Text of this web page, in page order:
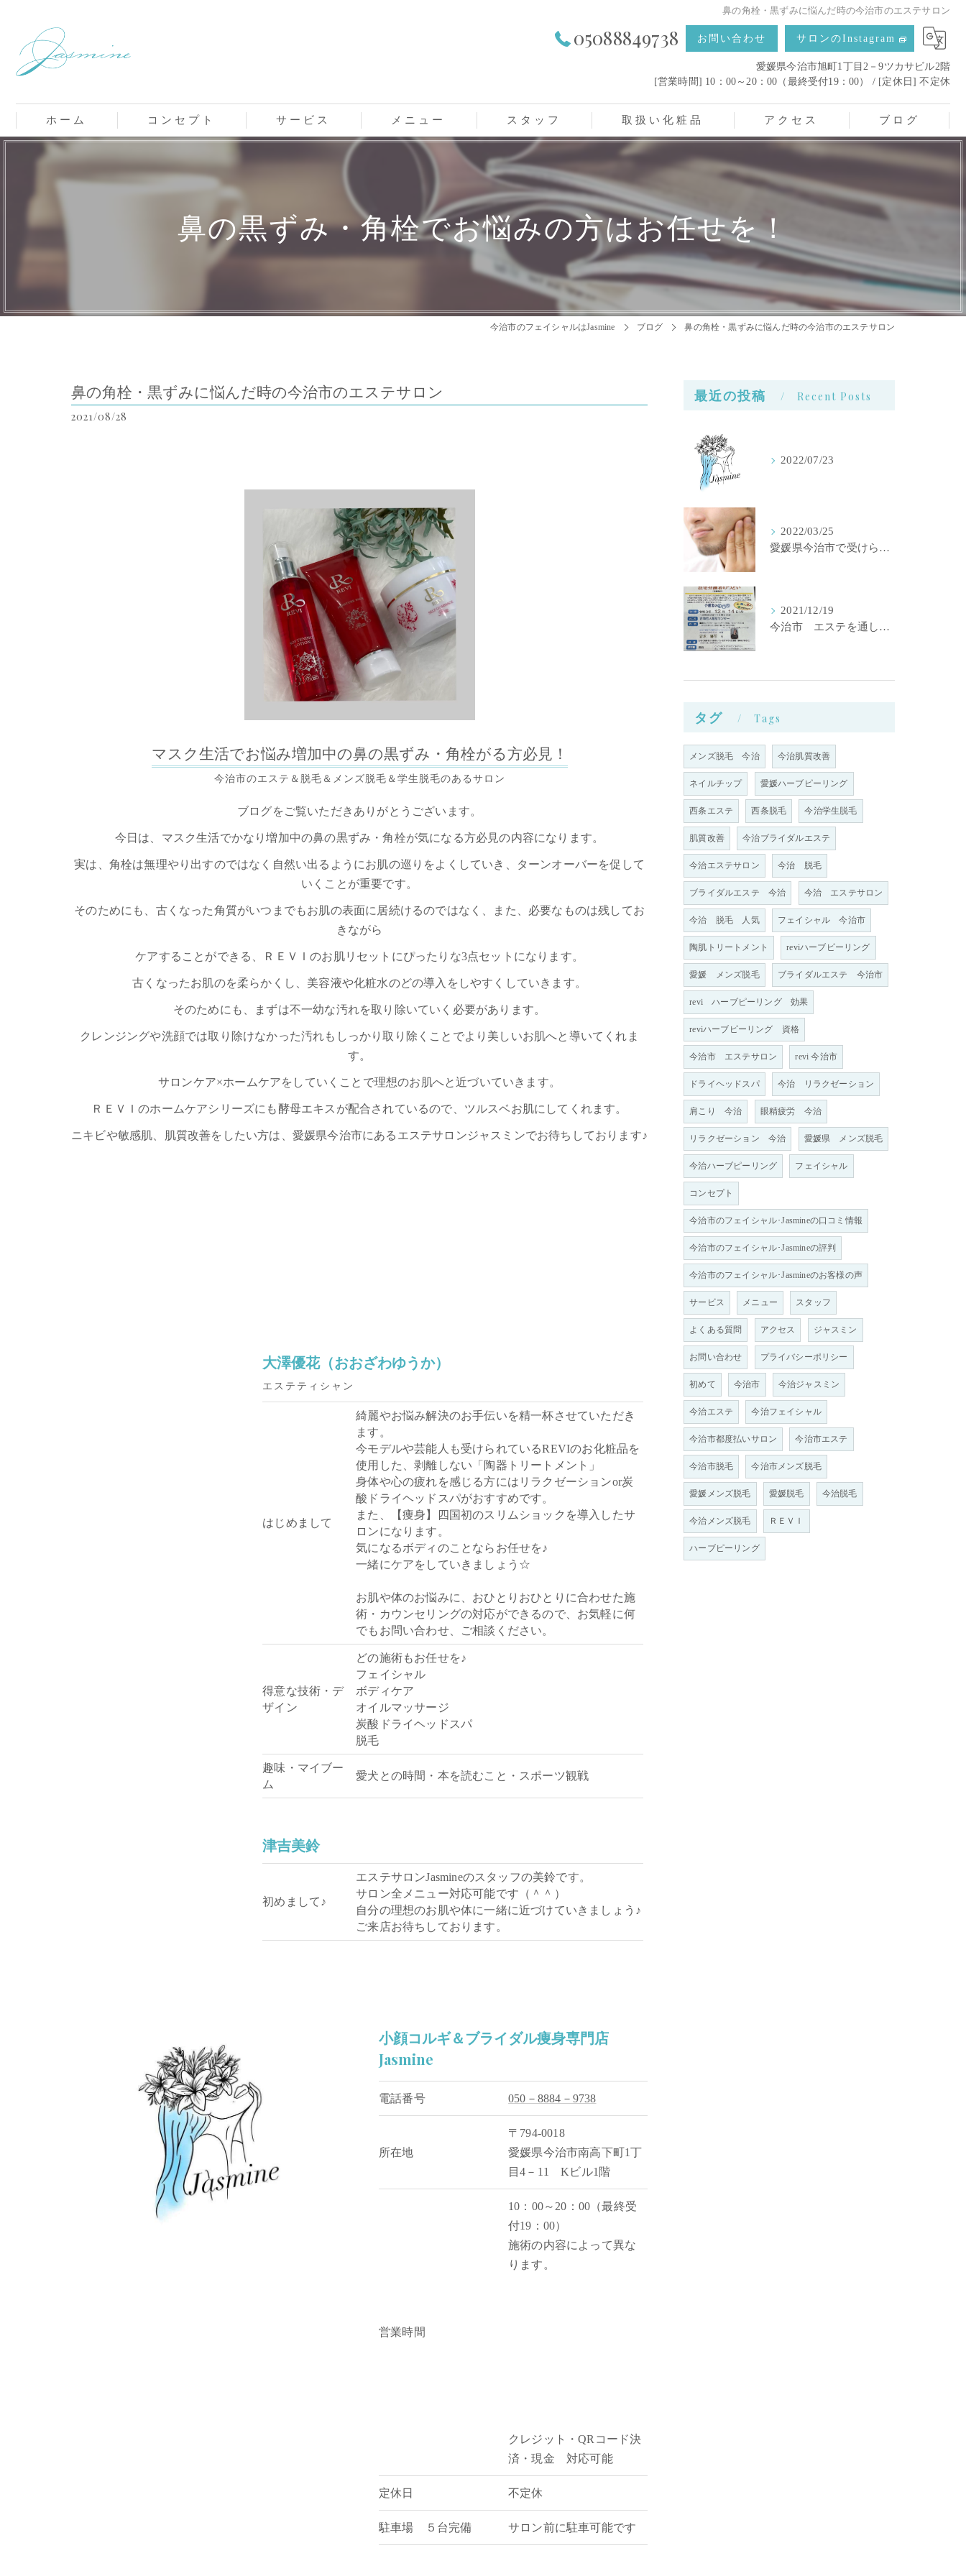
鼻の角栓・黒ずみに悩んだ時の今治市のエステサロン
05088849738 お問い合わせ サロンのInstagram
愛媛県今治市旭町1丁目2－9ツカサビル2階
[営業時間] 10：00～20：00（最終受付19：00） / [定休日] 不定休
ホーム コンセプト サービス メニュー
レディースメニュー
メンズメニュー
学生メニュー
スタッフ 取扱い化粧品 アクセス ブログ
鼻の黒ずみ・角栓でお悩みの方はお任せを！
今治市のフェイシャルはJasmine ブログ 鼻の角栓・黒ずみに悩んだ時の今治市のエステサロン
鼻の角栓・黒ずみに悩んだ時の今治市のエステサロン
2021/08/28
マスク生活でお悩み増加中の鼻の黒ずみ・角栓がる方必見！
今治市のエステ＆脱毛＆メンズ脱毛＆学生脱毛のあるサロン
ブログをご覧いただきありがとうございます。
今日は、マスク生活でかなり増加中の鼻の黒ずみ・角栓が気になる方必見の内容になります。
実は、角栓は無理やり出すのではなく自然い出るようにお肌の巡りをよくしていき、ターンオーバーを促して
いくことが重要です。
そのためにも、古くなった角質がいつまでもお肌の表面に居続けるのではなく、また、必要なものは残してお
きながら
ケアすることができる、ＲＥＶＩのお肌リセットにぴったりな3点セットになります。
古くなったお肌のを柔らかくし、美容液や化粧水のどの導入をしやすくしていきます。
そのためにも、まずは不一幼な汚れを取り除いていく必要があります。
クレンジングや洗顔では取り除けなかった汚れもしっかり取り除くことでより美しいお肌へと導いてくれま
す。
サロンケア×ホームケアをしていくことで理想のお肌へと近づいていきます。
ＲＥＶＩのホームケアシリーズにも酵母エキスが配合されているので、ツルスベお肌にしてくれます。
ニキビや敏感肌、肌質改善をしたい方は、愛媛県今治市にあるエステサロンジャスミンでお待ちしております♪
大澤優花（おおざわゆうか）
エステティシャン
はじめまして
綺麗やお悩み解決のお手伝いを精一杯させていただき
ます。
今モデルや芸能人も受けられているREVIのお化粧品を
使用した、剥離しない「陶器トリートメント」
身体や心の疲れを感じる方にはリラクゼーションor炭
酸ドライヘッドスパがおすすめです。
また、【痩身】四国初のスリムショックを導入したサ
ロンになります。
気になるボディのことならお任せを♪
一緒にケアをしていきましょう☆
お肌や体のお悩みに、おひとりおひとりに合わせた施
術・カウンセリングの対応ができるので、お気軽に何
でもお問い合わせ、ご相談ください。
得意な技術・デ
ザイン
どの施術もお任せを♪
フェイシャル
ボディケア
オイルマッサージ
炭酸ドライヘッドスパ
脱毛
趣味・マイブー
ム
愛犬との時間・本を読むこと・スポーツ観戦
津吉美鈴
初めまして♪
エステサロンJasmineのスタッフの美鈴です。
サロン全メニュー対応可能です（＾＾）
自分の理想のお肌や体に一緒に近づけていきましょう♪
ご来店お待ちしております。
小顔コルギ＆ブライダル痩身専門店
Jasmine
電話番号 050－8884－9738
所在地
〒794-0018
愛媛県今治市南高下町1丁
目4－11 Kビル1階
営業時間
10：00～20：00（最終受
付19：00）
施術の内容によって異な
ります。
クレジット・QRコード決
済・現金 対応可能
定休日 不定休
駐車場 ５台完備 サロン前に駐車可能です
最近の投稿 Recent Posts
2022/07/23
2022/03/25
愛媛県今治市で受けられるメンズ脱毛サロン
2021/12/19
今治市 エステを通して伝えたいこと
タグ Tags
メンズ脱毛 今治 今治肌質改善
ネイルチップ 愛媛ハーブピーリング
西条エステ 西条脱毛 今治学生脱毛
肌質改善 今治ブライダルエステ
今治エステサロン 今治 脱毛
ブライダルエステ 今治 今治 エステサロン
今治 脱毛 人気 フェイシャル 今治市
陶肌トリートメント reviハーブピーリング
愛媛 メンズ脱毛 ブライダルエステ 今治市
revi ハーブピーリング 効果
reviハーブピーリング 資格
今治市 エステサロン revi 今治市
ドライヘッドスパ 今治 リラクゼーション
肩こり 今治 眼精疲労 今治
リラクゼーション 今治 愛媛県 メンズ脱毛
今治ハーブピーリング フェイシャル
コンセプト
今治市のフェイシャル･Jasmineの口コミ情報
今治市のフェイシャル･Jasmineの評判
今治市のフェイシャル･Jasmineのお客様の声
サービス メニュー スタッフ
よくある質問 アクセス ジャスミン
お問い合わせ プライバシーポリシー
初めて 今治市 今治ジャスミン
今治エステ 今治フェイシャル
今治市都度払いサロン 今治市エステ
今治市脱毛 今治市メンズ脱毛
愛媛メンズ脱毛 愛媛脱毛 今治脱毛
今治メンズ脱毛 ＲＥＶＩ
ハーブピーリング